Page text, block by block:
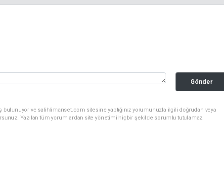
Gönder
bulunuyor ve salihlimanset.com sitesine yaptığınız yorumunuzla ilgili doğrudan veya
Yazılan tüm yorumlardan site yönetimi hiçbir şekilde sorumlu tutulamaz.